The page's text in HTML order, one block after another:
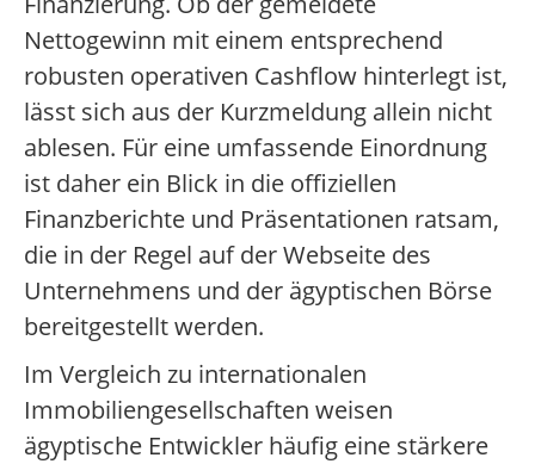
Nettogewinn mit einem entsprechend
robusten operativen Cashflow hinterlegt ist,
lässt sich aus der Kurzmeldung allein nicht
ablesen. Für eine umfassende Einordnung
ist daher ein Blick in die offiziellen
Finanzberichte und Präsentationen ratsam,
die in der Regel auf der Webseite des
Unternehmens und der ägyptischen Börse
bereitgestellt werden.
Im Vergleich zu internationalen
Immobiliengesellschaften weisen
ägyptische Entwickler häufig eine stärkere